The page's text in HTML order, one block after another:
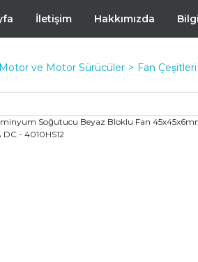
İletişim Hakkımızda
Motor ve Motor Sürücüler Fan Çeşitleri